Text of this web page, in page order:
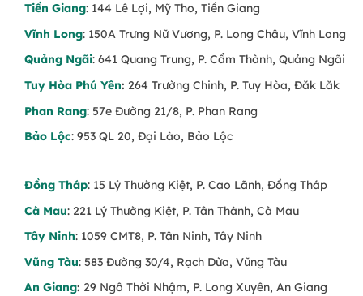
Tiền Giang: 144 Lê Lợi, Mỹ Tho, Tiền Giang
Vĩnh Long: 150A Trưng Nữ Vương, P. Long Châu, Vĩnh Long
Quảng Ngãi: 641 Quang Trung, P. Cẩm Thành, Quảng Ngãi
Tuy Hòa Phú Yên: 264 Trường Chinh, P. Tuy Hòa, Đăk Lăk
Phan Rang: 57e Đường 21/8, P. Phan Rang
Bảo Lộc: 953 QL 20, Đại Lào, Bảo Lộc
Đồng Tháp: 15 Lý Thường Kiệt, P. Cao Lãnh, Đồng Tháp
Cà Mau: 221 Lý Thường Kiệt, P. Tân Thành, Cà Mau
Tây Ninh: 1059 CMT8, P. Tân Ninh, Tây Ninh
Vũng Tàu: 583 Đường 30/4, Rạch Dừa, Vũng Tàu
An Giang: 29 Ngô Thời Nhậm, P. Long Xuyên, An Giang